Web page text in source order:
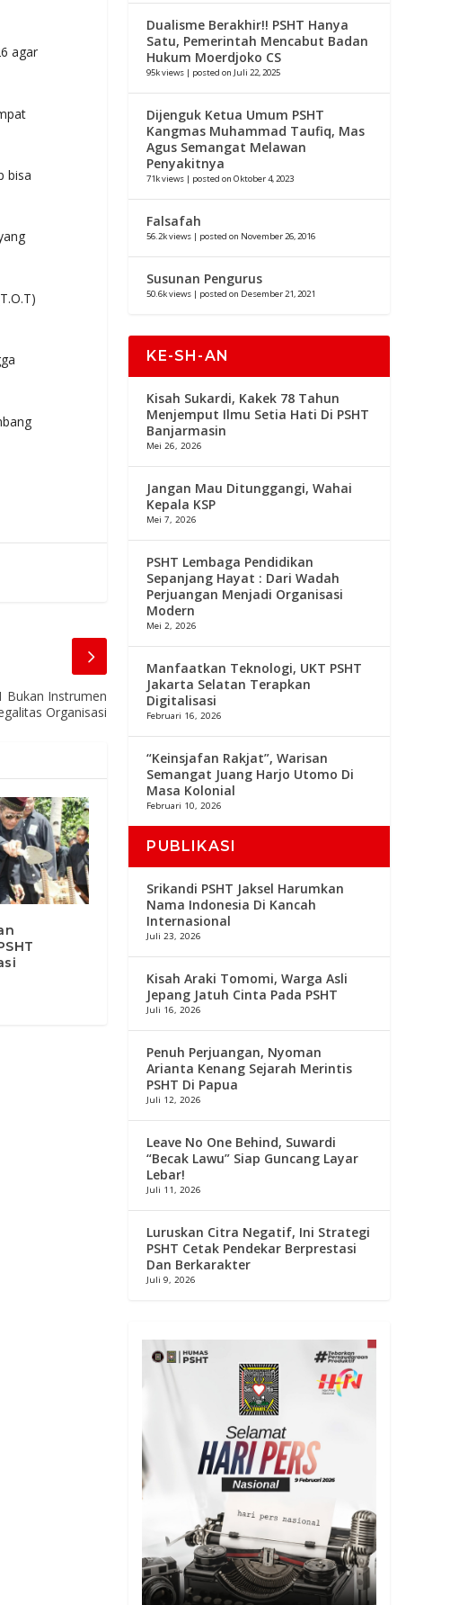
agar
bisa
Bukan Instrumen
Organisasi
Dualisme Berakhir!! PSHT Hanya
Satu, Pemerintah Mencabut Badan
Hukum Moerdjoko CS
95k views | posted on Juli 22, 2025
Dijenguk Ketua Umum PSHT
Kangmas Muhammad Taufiq, Mas
Agus Semangat Melawan
Penyakitnya
71k views | posted on Oktober 4, 2023
Falsafah
56.2k views | posted on November 26, 2016
Susunan Pengurus
50.6k views | posted on Desember 21, 2021
KE-SH-AN
Kisah Sukardi, Kakek 78 Tahun
Menjemput Ilmu Setia Hati Di PSHT
Banjarmasin
Mei 26, 2026
Jangan Mau Ditunggangi, Wahai
Kepala KSP
Mei 7, 2026
PSHT Lembaga Pendidikan
Sepanjang Hayat : Dari Wadah
Perjuangan Menjadi Organisasi
Modern
Mei 2, 2026
Manfaatkan Teknologi, UKT PSHT
Jakarta Selatan Terapkan
Digitalisasi
Februari 16, 2026
“Keinsjafan Rakjat”, Warisan
Semangat Juang Harjo Utomo Di
Masa Kolonial
Februari 10, 2026
PUBLIKASI
Srikandi PSHT Jaksel Harumkan
Nama Indonesia Di Kancah
Internasional
Juli 23, 2026
Kisah Araki Tomomi, Warga Asli
Jepang Jatuh Cinta Pada PSHT
Juli 16, 2026
Penuh Perjuangan, Nyoman
Arianta Kenang Sejarah Merintis
PSHT Di Papua
Juli 12, 2026
Leave No One Behind, Suwardi
“Becak Lawu” Siap Guncang Layar
Lebar!
Juli 11, 2026
Luruskan Citra Negatif, Ini Strategi
PSHT Cetak Pendekar Berprestasi
Dan Berkarakter
Juli 9, 2026